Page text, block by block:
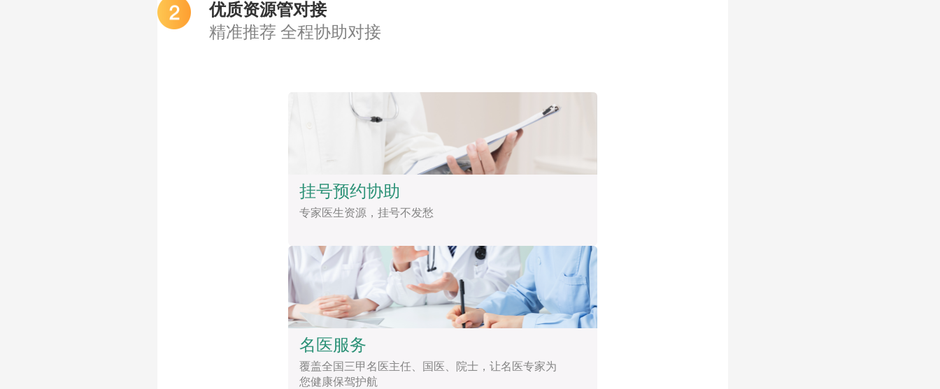
优质资源管对接
精准推荐 全程协助对接
挂号预约协助
专家医生资源，挂号不发愁
名医服务
覆盖全国三甲名医主任、国医、院士，让名医专家为
您健康保驾护航